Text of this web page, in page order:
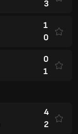
3
1
0
0
1
4
2